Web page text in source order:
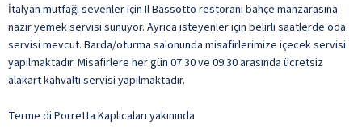
İtalyan mutfağı sevenler için Il Bassotto restoranı bahçe manzarasına
nazır yemek servisi sunuyor. Ayrıca isteyenler için belirli saatlerde oda
servisi mevcut. Barda/oturma salonunda misafirlerimize içecek servisi
yapılmaktadır. Misafirlere her gün 07.30 ve 09.30 arasında ücretsiz
alakart kahvaltı servisi yapılmaktadır.
Terme di Porretta Kaplıcaları yakınında